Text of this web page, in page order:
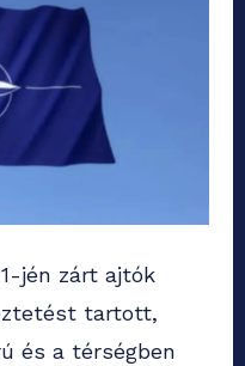
jén zárt ajtók
tartott,
és a térségben